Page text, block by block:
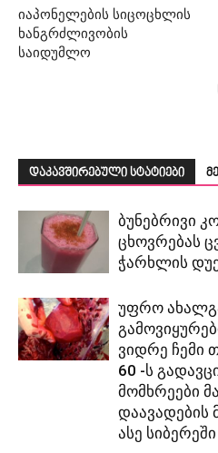
იაპონელების სიცოცხლის
ხანგრძლივობის
საიდუმლო
დაკავშირებული სტატიები
ბუნებრივი
ცხოვრებას
ჭარხლის
უფრო
ვიდრე ჩემი
60 -ს
მომხრეები
ასე